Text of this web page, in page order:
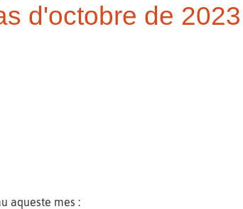
d'octobre de 2023
aqueste mes :